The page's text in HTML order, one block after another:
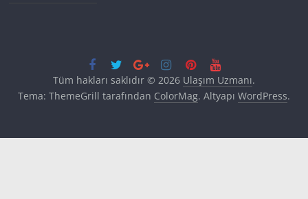
Tüm hakları saklıdır © 2026 Ulaşım Uzmanı.
Tema: ThemeGrill tarafından ColorMag. Altyapı WordPress.